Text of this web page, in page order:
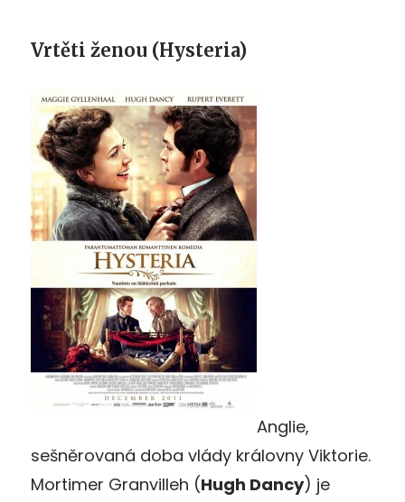
Vrtěti ženou (Hysteria)
Anglie,
sešněrovaná doba vlády královny Viktorie.
Mortimer Granvilleh (Hugh Dancy) je